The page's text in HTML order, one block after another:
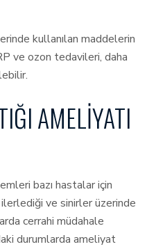
kullanılan maddelerin
ve ozon tedavileri, daha
AMELIYATI
bazı hastalar için
ilerlediği ve sinirler üzerinde
cerrahi müdahale
durumlarda ameliyat